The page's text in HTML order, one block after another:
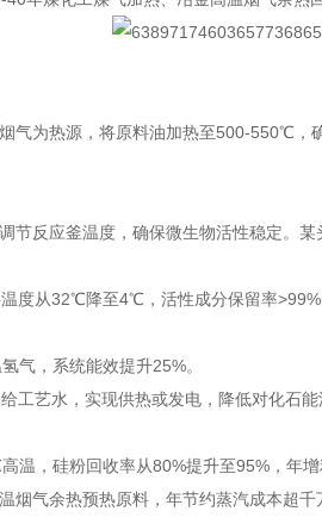
气为热源，将原料油加热至500-550℃，
节反应釜温度，确保微生物活性稳定。
度从32℃降至4℃，活性成分保留率>99%
气，系统能效提升25%。
艺水，实现供热或发电，降低对化石能
温，硅粉回收率从80%提升至95%，年增
烟气余热预热原料，年节约蒸汽成本超千